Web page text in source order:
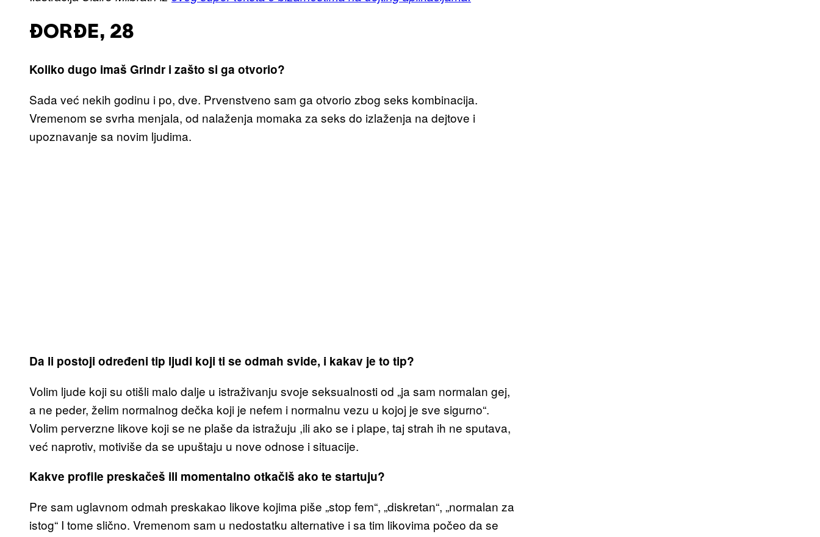
ĐORĐE, 28
Koliko dugo imaš Grindr i zašto si ga otvorio?
Sada već nekih godinu i po, dve. Prvenstveno sam ga otvorio zbog seks kombinacija.
Vremenom se svrha menjala, od nalaženja momaka za seks do izlaženja na dejtove i
upoznavanje sa novim ljudima.
Da li postoji određeni tip ljudi koji ti se odmah svide, i kakav je to tip?
Volim ljude koji su otišli malo dalje u istraživanju svoje seksualnosti od „ja sam normalan gej,
a ne peder, želim normalnog dečka koji je nefem i normalnu vezu u kojoj je sve sigurno“.
Volim perverzne likove koji se ne plaše da istražuju ,ili ako se i plape, taj strah ih ne sputava,
već naprotiv, motiviše da se upuštaju u nove odnose i situacije.
Kakve profile preskačeš ili momentalno otkačiš ako te startuju?
Pre sam uglavnom odmah preskakao likove kojima piše „stop fem“, „diskretan“, „normalan za
istog“ I tome slično. Vremenom sam u nedostatku alternative i sa tim likovima počeo da se